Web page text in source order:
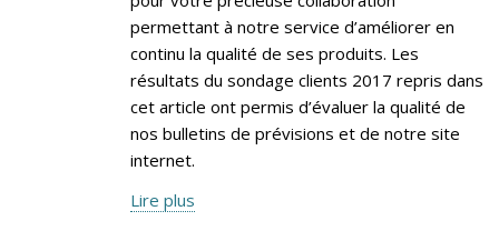
permettant à notre service d’améliorer en
continu la qualité de ses produits. Les
résultats du sondage clients 2017 repris dans
cet article ont permis d’évaluer la qualité de
nos bulletins de prévisions et de notre site
internet.
Lire plus